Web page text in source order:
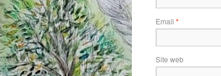
Email *
Site web